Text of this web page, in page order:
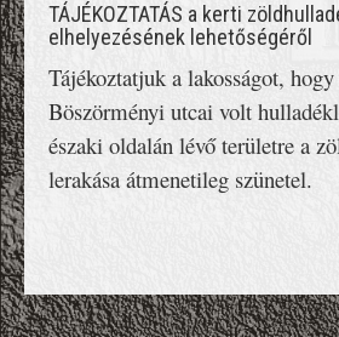
TÁJÉKOZTATÁS a kerti
elhelyezésének lehetőségéről
Tájékoztatjuk a lakosságot, hogy
Böszörményi utcai volt
északi oldalán lévő területre a
lerakása átmenetileg szünetel.